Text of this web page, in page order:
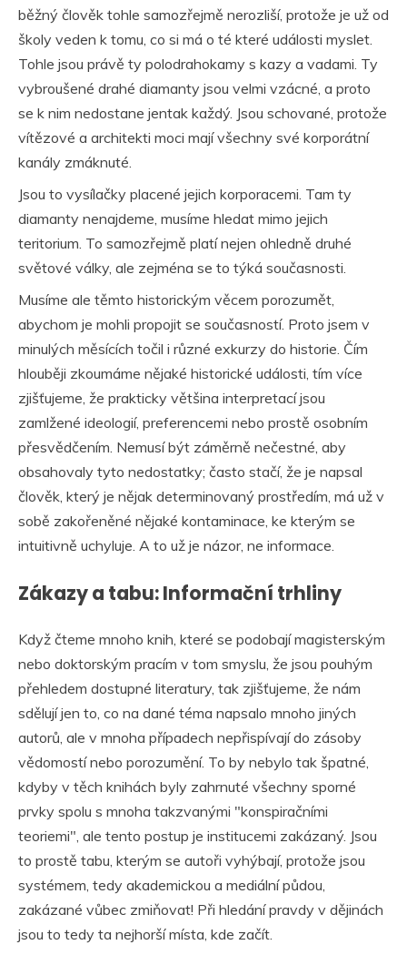
běžný člověk tohle samozřejmě nerozliší, protože je už od
školy veden k tomu, co si má o té které události myslet.
Tohle jsou právě ty polodrahokamy s kazy a vadami. Ty
vybroušené drahé diamanty jsou velmi vzácné, a proto
se k nim nedostane jentak každý. Jsou schované, protože
vítězové a architekti moci mají všechny své korporátní
kanály zmáknuté.
Jsou to vysílačky placené jejich korporacemi. Tam ty
diamanty nenajdeme, musíme hledat mimo jejich
teritorium. To samozřejmě platí nejen ohledně druhé
světové války, ale zejména se to týká současnosti.
Musíme ale těmto historickým věcem porozumět,
abychom je mohli propojit se současností. Proto jsem v
minulých měsících točil i různé exkurzy do historie. Čím
hlouběji zkoumáme nějaké historické události, tím více
zjišťujeme, že prakticky většina interpretací jsou
zamlžené ideologií, preferencemi nebo prostě osobním
přesvědčením. Nemusí být záměrně nečestné, aby
obsahovaly tyto nedostatky; často stačí, že je napsal
člověk, který je nějak determinovaný prostředím, má už v
sobě zakořeněné nějaké kontaminace, ke kterým se
intuitivně uchyluje. A to už je názor, ne informace.
Zákazy a tabu: Informační trhliny
Když čteme mnoho knih, které se podobají magisterským
nebo doktorským pracím v tom smyslu, že jsou pouhým
přehledem dostupné literatury, tak zjišťujeme, že nám
sdělují jen to, co na dané téma napsalo mnoho jiných
autorů, ale v mnoha případech nepřispívají do zásoby
vědomostí nebo porozumění. To by nebylo tak špatné,
kdyby v těch knihách byly zahrnuté všechny sporné
prvky spolu s mnoha takzvanými "konspiračními
teoriemi", ale tento postup je institucemi zakázaný. Jsou
to prostě tabu, kterým se autoři vyhýbají, protože jsou
systémem, tedy akademickou a mediální půdou,
zakázané vůbec zmiňovat! Při hledání pravdy v dějinách
jsou to tedy ta nejhorší místa, kde začít.